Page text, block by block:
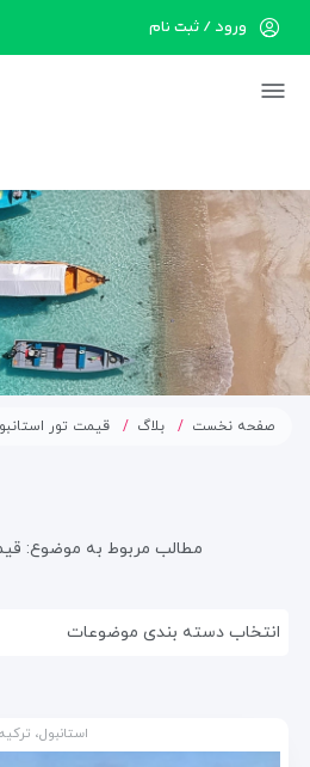
در حال حاضر ارتباط با
ورود / ثبت نام
صفحه نخست بلاگ قیمت تور
مطالب مربوط به موضوع:
انتخاب دسته بندی موضوعات
استانبول، ترکیه